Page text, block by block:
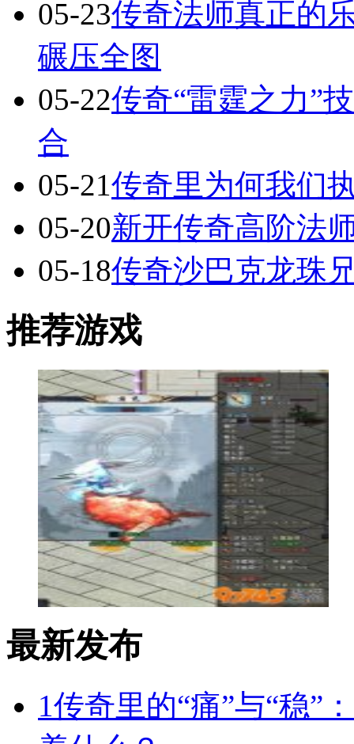
05-23传奇法师真正的
碾压全图
05-22传奇“雷霆之力”
合
05-21传奇里为何我们
05-20新开传奇高阶法
05-18传奇沙巴克龙珠
推荐游戏
最新发布
1传奇里的“痛”与“稳”